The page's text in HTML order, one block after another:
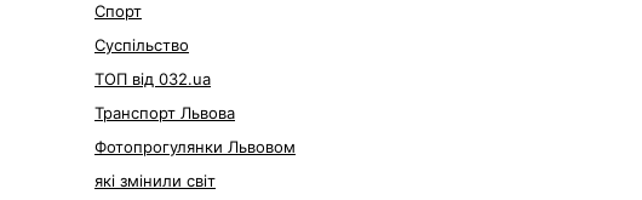
Спорт
Суспільство
ТОП від 032.ua
Транспорт Львова
Фотопрогулянки Львовом
які змінили світ